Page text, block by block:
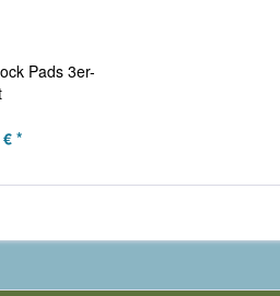
Pads 3er-
*